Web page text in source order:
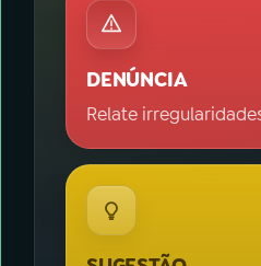
DENÚNCIA
Relate